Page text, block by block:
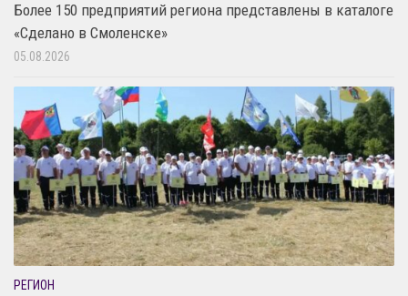
Более 150 предприятий региона представлены в каталоге
«Сделано в Смоленске»
05.08.2026
РЕГИОН